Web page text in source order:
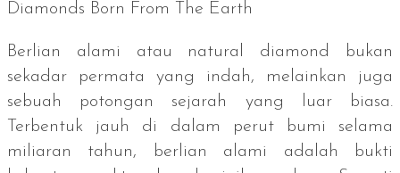
Diamonds Born From The Earth
Berlian alami atau natural diamond
bukan
sekadar permata yang indah, melainkan juga
sebuah potongan sejarah yang luar biasa.
Terbentuk jauh di dalam perut bumi selama
miliaran tahun, berlian alami adalah bukti